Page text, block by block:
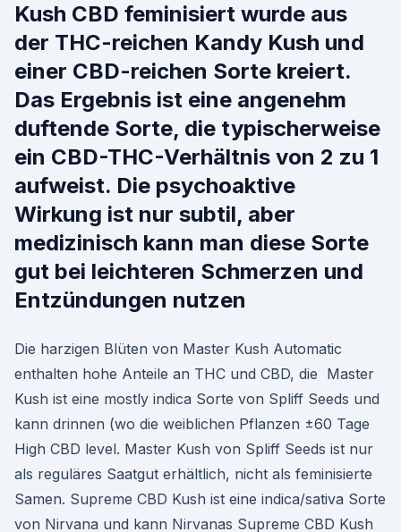
Kush CBD feminisiert wurde aus
der THC-reichen Kandy Kush und
einer CBD-reichen Sorte kreiert.
Das Ergebnis ist eine angenehm
duftende Sorte, die typischerweise
ein CBD-THC-Verhältnis von 2 zu 1
aufweist. Die psychoaktive
Wirkung ist nur subtil, aber
medizinisch kann man diese Sorte
gut bei leichteren Schmerzen und
Entzündungen nutzen
Die harzigen Blüten von Master Kush Automatic
enthalten hohe Anteile an THC und CBD, die Master
Kush ist eine mostly indica Sorte von Spliff Seeds und
kann drinnen (wo die weiblichen Pflanzen ±60 Tage
High CBD level. Master Kush von Spliff Seeds ist nur
als reguläres Saatgut erhältlich, nicht als feminisierte
Samen. Supreme CBD Kush ist eine indica/sativa Sorte
von Nirvana und kann Nirvanas Supreme CBD Kush